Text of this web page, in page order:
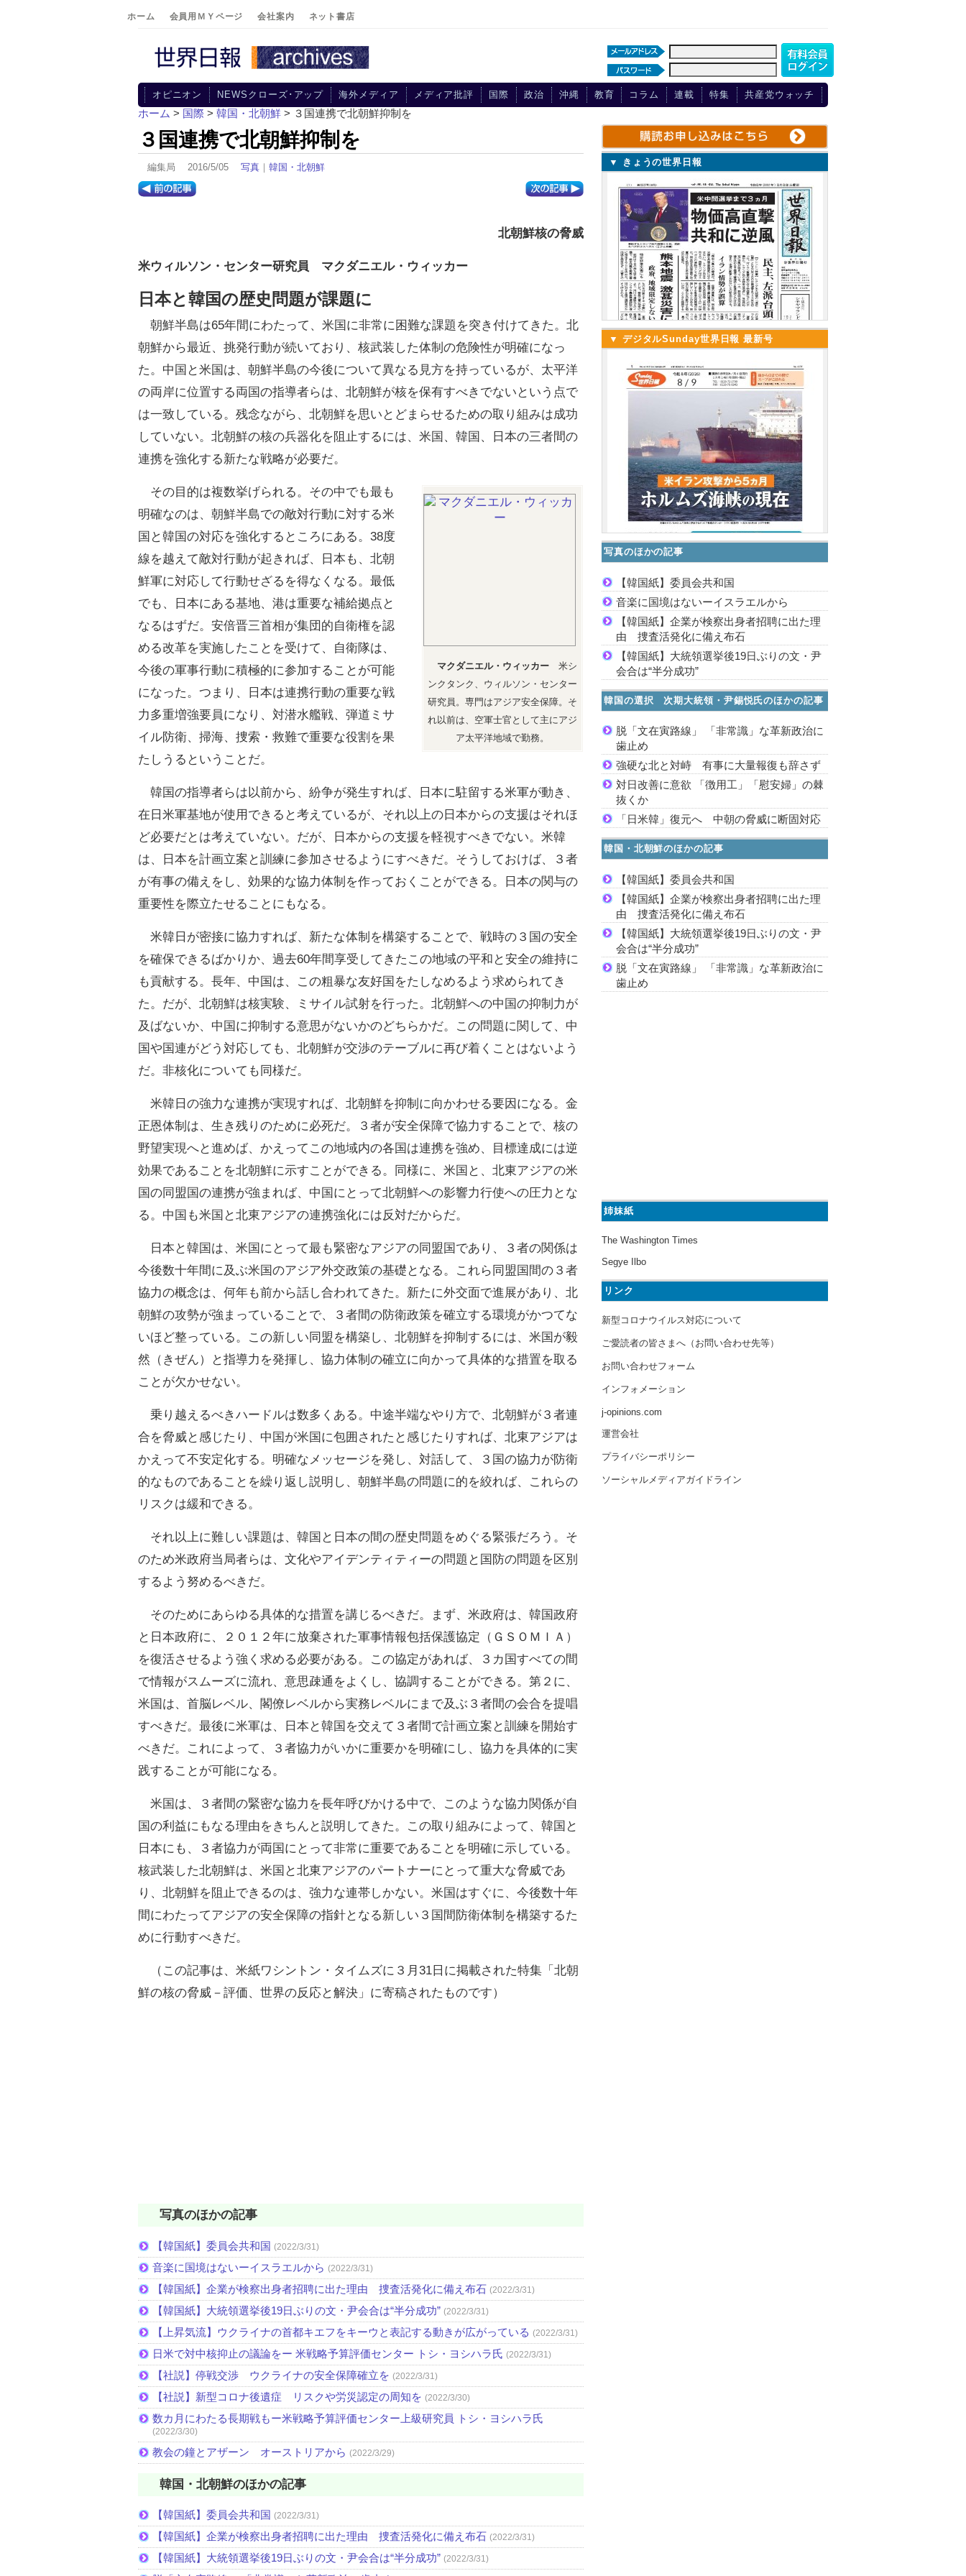
ホーム 会員用ＭＹページ 会社案内 ネット書店
オピニオン NEWSクローズ･アップ 海外メディア メディア批評 国際 政治 沖縄 教育 コラム 連載 特集 共産党ウォッチ
ホーム > 国際 > 韓国・北朝鮮 > ３国連携で北朝鮮抑制を
３国連携で北朝鮮抑制を
編集局 2016/5/05 写真 ｜ 韓国・北朝鮮
北朝鮮核の脅威
米ウィルソン・センター研究員 マクダニエル・ウィッカー
日本と韓国の歴史問題が課題に
朝鮮半島は65年間にわたって、米国に非常に困難な課題を突き付けてきた。北
朝鮮から最近、挑発行動が続いており、核武装した体制の危険性が明確になっ
た。中国と米国は、朝鮮半島の今後について異なる見方を持っているが、太平洋
の両岸に位置する両国の指導者らは、北朝鮮が核を保有すべきでないという点で
は一致している。残念ながら、北朝鮮を思いとどまらせるための取り組みは成功
していない。北朝鮮の核の兵器化を阻止するには、米国、韓国、日本の三者間の
連携を強化する新たな戦略が必要だ。
マクダニエル・ウィッカー 米シ
ンクタンク、ウィルソン・センター
研究員。専門はアジア安全保障。そ
れ以前は、空軍士官として主にアジ
ア太平洋地域で勤務。
その目的は複数挙げられる。その中でも最も
明確なのは、朝鮮半島での敵対行動に対する米
国と韓国の対応を強化するところにある。38度
線を越えて敵対行動が起きれば、日本も、北朝
鮮軍に対応して行動せざるを得なくなる。最低
でも、日本にある基地、港は重要な補給拠点と
なるはずだ。安倍晋三首相が集団的自衛権を認
める改革を実施したことを受けて、自衛隊は、
今後の軍事行動に積極的に参加することが可能
になった。つまり、日本は連携行動の重要な戦
力多重増強要員になり、対潜水艦戦、弾道ミサ
イル防衛、掃海、捜索・救難で重要な役割を果
たしうるということだ。
韓国の指導者らは以前から、紛争が発生すれば、日本に駐留する米軍が動き、
在日米軍基地が使用できると考えているが、それ以上の日本からの支援はそれほ
ど必要だとは考えていない。だが、日本からの支援を軽視すべきでない。米韓
は、日本を計画立案と訓練に参加させるようにすべきだ。そうしておけば、３者
が有事の備えをし、効果的な協力体制を作っておくことができる。日本の関与の
重要性を際立たせることにもなる。
米韓日が密接に協力すれば、新たな体制を構築することで、戦時の３国の安全
を確保できるばかりか、過去60年間享受してきたこの地域の平和と安全の維持に
も貢献する。長年、中国は、この粗暴な友好国をたしなめるよう求められてき
た。だが、北朝鮮は核実験、ミサイル試射を行った。北朝鮮への中国の抑制力が
及ばないか、中国に抑制する意思がないかのどちらかだ。この問題に関して、中
国や国連がどう対応しても、北朝鮮が交渉のテーブルに再び着くことはないよう
だ。非核化についても同様だ。
米韓日の強力な連携が実現すれば、北朝鮮を抑制に向かわせる要因になる。金
正恩体制は、生き残りのために必死だ。３者が安全保障で協力することで、核の
野望実現へと進めば、かえってこの地域内の各国は連携を強め、目標達成には逆
効果であることを北朝鮮に示すことができる。同様に、米国と、北東アジアの米
国の同盟国の連携が強まれば、中国にとって北朝鮮への影響力行使への圧力とな
る。中国も米国と北東アジアの連携強化には反対だからだ。
日本と韓国は、米国にとって最も緊密なアジアの同盟国であり、３者の関係は
今後数十年間に及ぶ米国のアジア外交政策の基礎となる。これら同盟国間の３者
協力の概念は、何年も前から話し合われてきた。新たに外交面で進展があり、北
朝鮮の攻勢が強まっていることで、３者間の防衛政策を確立する環境がかつてな
いほど整っている。この新しい同盟を構築し、北朝鮮を抑制するには、米国が毅
然（きぜん）と指導力を発揮し、協力体制の確立に向かって具体的な措置を取る
ことが欠かせない。
乗り越えるべきハードルは数多くある。中途半端なやり方で、北朝鮮が３者連
合を脅威と感じたり、中国が米国に包囲されたと感じたりすれば、北東アジアは
かえって不安定化する。明確なメッセージを発し、対話して、３国の協力が防衛
的なものであることを繰り返し説明し、朝鮮半島の問題に的を絞れば、これらの
リスクは緩和できる。
それ以上に難しい課題は、韓国と日本の間の歴史問題をめぐる緊張だろう。そ
のため米政府当局者らは、文化やアイデンティティーの問題と国防の問題を区別
するよう努めるべきだ。
そのためにあらゆる具体的な措置を講じるべきだ。まず、米政府は、韓国政府
と日本政府に、２０１２年に放棄された軍事情報包括保護協定（ＧＳＯＭＩＡ）
を復活させるよう強く求める必要がある。この協定があれば、３カ国すべての間
で情報がスムーズに流れ、意思疎通をよくし、協調することができる。第２に、
米国は、首脳レベル、閣僚レベルから実務レベルにまで及ぶ３者間の会合を提唱
すべきだ。最後に米軍は、日本と韓国を交えて３者間で計画立案と訓練を開始す
べきだ。これによって、３者協力がいかに重要かを明確にし、協力を具体的に実
践することが可能になる。
米国は、３者間の緊密な協力を長年呼びかける中で、このような協力関係が自
国の利益にもなる理由をきちんと説明してきた。この取り組みによって、韓国と
日本にも、３者協力が両国にとって非常に重要であることを明確に示している。
核武装した北朝鮮は、米国と北東アジアのパートナーにとって重大な脅威であ
り、北朝鮮を阻止できるのは、強力な連帯しかない。米国はすぐに、今後数十年
間にわたってアジアの安全保障の指針となる新しい３国間防衛体制を構築するた
めに行動すべきだ。
（この記事は、米紙ワシントン・タイムズに３月31日に掲載された特集「北朝
鮮の核の脅威－評価、世界の反応と解決」に寄稿されたものです）
写真のほかの記事
【韓国紙】委員会共和国 (2022/3/31)
音楽に国境はないーイスラエルから (2022/3/31)
【韓国紙】企業が検察出身者招聘に出た理由 捜査活発化に備え布石 (2022/3/31)
【韓国紙】大統領選挙後19日ぶりの文・尹会合は“半分成功” (2022/3/31)
【上昇気流】ウクライナの首都キエフをキーウと表記する動きが広がっている (2022/3/31)
日米で対中核抑止の議論をー 米戦略予算評価センター トシ・ヨシハラ氏 (2022/3/31)
【社説】停戦交渉 ウクライナの安全保障確立を (2022/3/31)
【社説】新型コロナ後遺症 リスクや労災認定の周知を (2022/3/30)
数カ月にわたる長期戦もー米戦略予算評価センター上級研究員 トシ・ヨシハラ氏
(2022/3/30)
教会の鐘とアザーン オーストリアから (2022/3/29)
韓国・北朝鮮のほかの記事
【韓国紙】委員会共和国 (2022/3/31)
【韓国紙】企業が検察出身者招聘に出た理由 捜査活発化に備え布石 (2022/3/31)
【韓国紙】大統領選挙後19日ぶりの文・尹会合は“半分成功” (2022/3/31)
▼ きょうの世界日報
▼ デジタルSunday世界日報 最新号
写真のほかの記事
【韓国紙】委員会共和国
音楽に国境はないーイスラエルから
【韓国紙】企業が検察出身者招聘に出た理
由 捜査活発化に備え布石
【韓国紙】大統領選挙後19日ぶりの文・尹
会合は“半分成功”
韓国の選択 次期大統領・尹錫悦氏のほかの記事
脱「文在寅路線」 「非常識」な革新政治に
歯止め
強硬な北と対峙 有事に大量報復も辞さず
対日改善に意欲 「徴用工」「慰安婦」の棘
抜くか
「日米韓」復元へ 中朝の脅威に断固対応
韓国・北朝鮮のほかの記事
【韓国紙】委員会共和国
【韓国紙】企業が検察出身者招聘に出た理
由 捜査活発化に備え布石
【韓国紙】大統領選挙後19日ぶりの文・尹
会合は“半分成功”
脱「文在寅路線」 「非常識」な革新政治に
歯止め
姉妹紙
The Washington Times
Segye Ilbo
リンク
新型コロナウイルス対応について
ご愛読者の皆さまへ（お問い合わせ先等）
お問い合わせフォーム
インフォメーション
j-opinions.com
運営会社
プライバシーポリシー
ソーシャルメディアガイドライン